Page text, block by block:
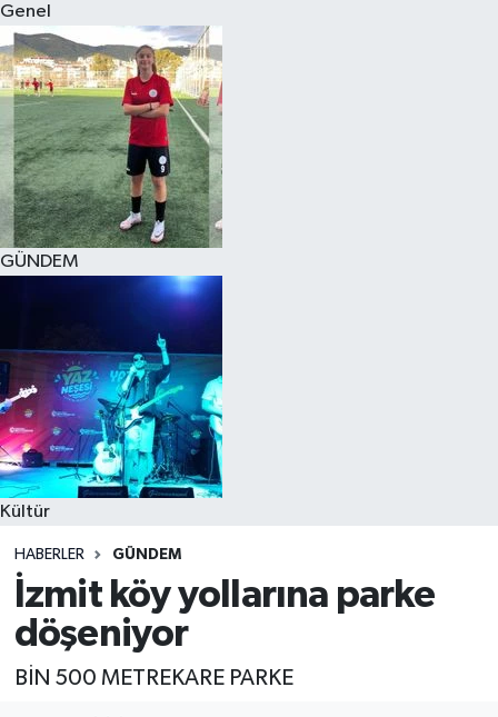
Genel
GÜNDEM
Kültür
HABERLER GÜNDEM
İzmit köy yollarına parke
döşeniyor
BİN 500 METREKARE PARKE
Haber Arşivi